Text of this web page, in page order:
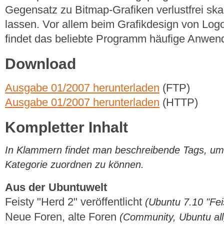
Gegensatz zu Bitmap-Grafiken verlustfrei
lassen. Vor allem beim Grafikdesign von
findet das beliebte Programm häufige
Download
Ausgabe 01/2007 herunterladen (FTP)
Ausgabe 01/2007 herunterladen (HTTP)
Kompletter Inhalt
In Klammern findet man beschreibende Tags,
Kategorie zuordnen zu können.
Aus der Ubuntuwelt
Feisty "Herd 2" veröffentlicht (Ubuntu 7.10
Neue Foren, alte Foren (Community, Ubuntu